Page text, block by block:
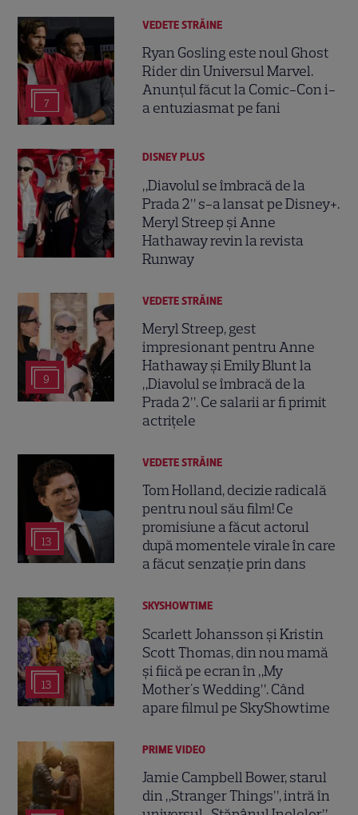
7
VEDETE STRĂINE
Ryan Gosling este noul Ghost
Rider din Universul Marvel.
Anunțul făcut la Comic-Con i-
a entuziasmat pe fani
DISNEY PLUS
„Diavolul se îmbracă de la
Prada 2” s-a lansat pe Disney+.
Meryl Streep și Anne
Hathaway revin la revista
Runway
9
VEDETE STRĂINE
Meryl Streep, gest
impresionant pentru Anne
Hathaway și Emily Blunt la
„Diavolul se îmbracă de la
Prada 2”. Ce salarii ar fi primit
actrițele
13
VEDETE STRĂINE
Tom Holland, decizie radicală
pentru noul său film! Ce
promisiune a făcut actorul
după momentele virale în care
a făcut senzație prin dans
13
SKYSHOWTIME
Scarlett Johansson și Kristin
Scott Thomas, din nou mamă
și fiică pe ecran în „My
Mother's Wedding”. Când
apare filmul pe SkyShowtime
PRIME VIDEO
Jamie Campbell Bower, starul
din „Stranger Things”, intră în